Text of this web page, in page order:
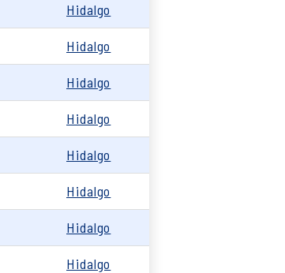
Hidalgo
Hidalgo
Hidalgo
Hidalgo
Hidalgo
Hidalgo
Hidalgo
Hidalgo